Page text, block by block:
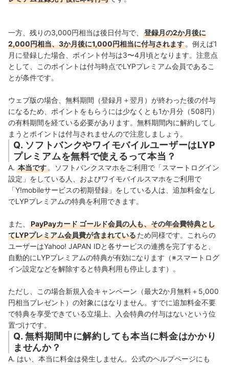
一方、残りの3,000円相当は後日付与で、
登録月の2か月後に
2,000円相当、3か月後に1,000円相当に付与されます。例えば1
月に登録した場合、ポイント付与は3〜4月頃となります。注意点
として、このポイントは付与時点でLYPプレミアム会員であるこ
とが条件です。
ウェブ版の場合、無料期間（登録月＋翌月）が終わった後の付与
になるため、ポイントをもらうには少なくとも1か月分（508円）
の有料期間を経ている必要があります。無料期間内に解約してし
まうとポイントは付与されませんので注意しましょう。
Q. ソフトバンクやワイモバイルユーザーはLYP
プレミアムを無料で使えるって本当？
A. 本当です。ソフトバンクスマホをご利用で「スマートログイン
設定」をしている人、およびワイモバイルスマホをご利用で
「Y!mobileサービスの初期登録」をしている人は、追加料金なし
でLYPプレミアムの特典を利用できます。
また、
PayPayカード ゴールド会員の人も、その年会費特典とし
てLYPプレミアム会員費が含まれているため同様です。これらの
ユーザーはYahoo! JAPAN IDと各サービスの連携を完了すると、
自動的にLYPプレミアムの特典が有効になります（※スマートログ
イン設定などを解除すると特典利用も停止します）。
ただし、この場合新規入会キャンペーン（最大2か月無料＋5,000
円相当プレゼント）の対象にはなりません。すでに追加料金不要
で特典を享受できている立場上、入会特典の付与はないという位
置づけです。
Q. 無料期間中に解約しても本当に料金はかかり
ませんか？
A. はい、本当に料金は発生しません。公式のヘルプページにも